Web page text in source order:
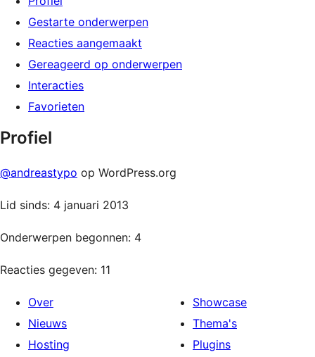
Gestarte onderwerpen
Reacties aangemaakt
Gereageerd op onderwerpen
Interacties
Favorieten
Profiel
@andreastypo op WordPress.org
Lid sinds: 4 januari 2013
Onderwerpen begonnen: 4
Reacties gegeven: 11
Over
Nieuws
Hosting
Showcase
Thema's
Plugins